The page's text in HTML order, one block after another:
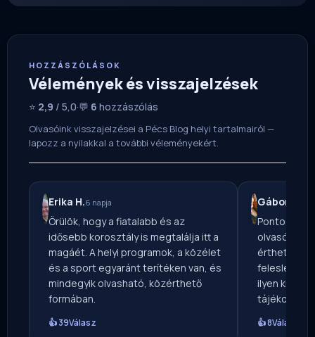
HOZZÁSZÓLÁSOK
Vélemények és visszajelzések
⭐ 2,9 / 5,0·💬 6 hozzászólás
Olvasóink visszajelzései a Pécs Blog helyi tartalmairól —
lapozz a nyilakkal a további véleményekért.
Erika H.6 napja
Örülök, hogy a fiatalabb és az
idősebb korosztály is megtalálja itt a
magáét. A helyi programok, a közélet
és a sport egyaránt terítéken van, és
mindegyik olvasható, közérthető
formában.
👍 39Válasz
Gábor S.
Pontos,
olvasóként
érthető
felesleges
ilyen
👍 8Válasz